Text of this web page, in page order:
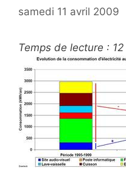
samedi 11 avril 2009
Temps de lecture : 12